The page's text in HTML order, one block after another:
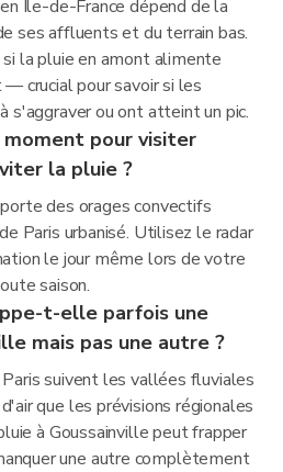
Île-de-France dépend de la
ses affluents et du terrain bas.
la pluie en amont alimente
crucial pour savoir si les
s'aggraver ou ont atteint un pic.
pour visiter
la pluie ?
des orages convectifs
Paris urbanisé. Utilisez le radar
le jour même lors de votre
saison.
t-elle parfois une
mais pas une autre ?
suivent les vallées fluviales
que les prévisions régionales
à Goussainville peut frapper
une autre complètement